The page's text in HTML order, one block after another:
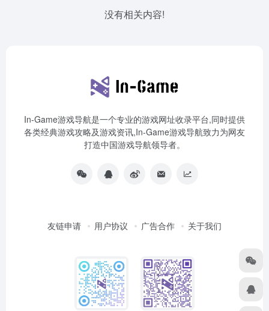
没有相关内容!
In-Game游戏导航是一个专业的游戏网址收录平台,同时提供
各类经典游戏攻略及游戏资讯,In-Game游戏导航致力为网友
打造中国游戏导航领导者。
友链申请 用户协议 广告合作 关于我们